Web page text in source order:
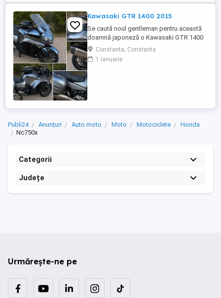
Kawasaki GTR 1400 2015
Se caută noul gentleman pentru această
doamnă japoneză o Kawasaki GTR 1400
care încă întoarce priviri și iubește
kilometrii. A fost răsfățată, întreținută la
timp și tratată cu respect. O dau doar
Constanta, Constanta
1 ianuarie
Publi24 Anunțuri Auto moto Moto Motociclete
Honda
Nc750x
Categorii
Județe
Urmărește-ne pe